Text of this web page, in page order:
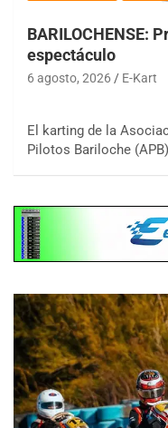
BARILOCHENSE:
espectáculo
6 agosto, 2026 E-Kart
El karting de la
Pilotos Bariloche